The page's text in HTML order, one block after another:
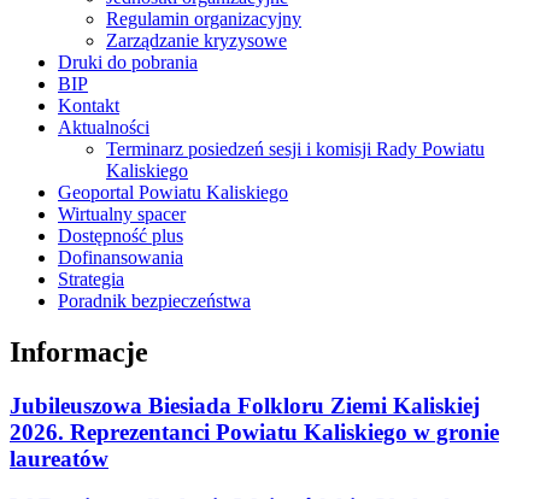
Regulamin organizacyjny
Zarządzanie kryzysowe
Druki do pobrania
BIP
Kontakt
Aktualności
Terminarz posiedzeń sesji i komisji Rady Powiatu
Kaliskiego
Geoportal Powiatu Kaliskiego
Wirtualny spacer
Dostępność plus
Dofinansowania
Strategia
Poradnik bezpieczeństwa
Informacje
Jubileuszowa Biesiada Folkloru Ziemi Kaliskiej
2026. Reprezentanci Powiatu Kaliskiego w gronie
laureatów